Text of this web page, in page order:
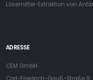
Lösemittel-Extraktion von
ADRESSE
CEM GmbH